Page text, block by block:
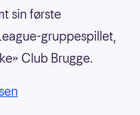
sin første
gruppespillet,
Club Brugge.